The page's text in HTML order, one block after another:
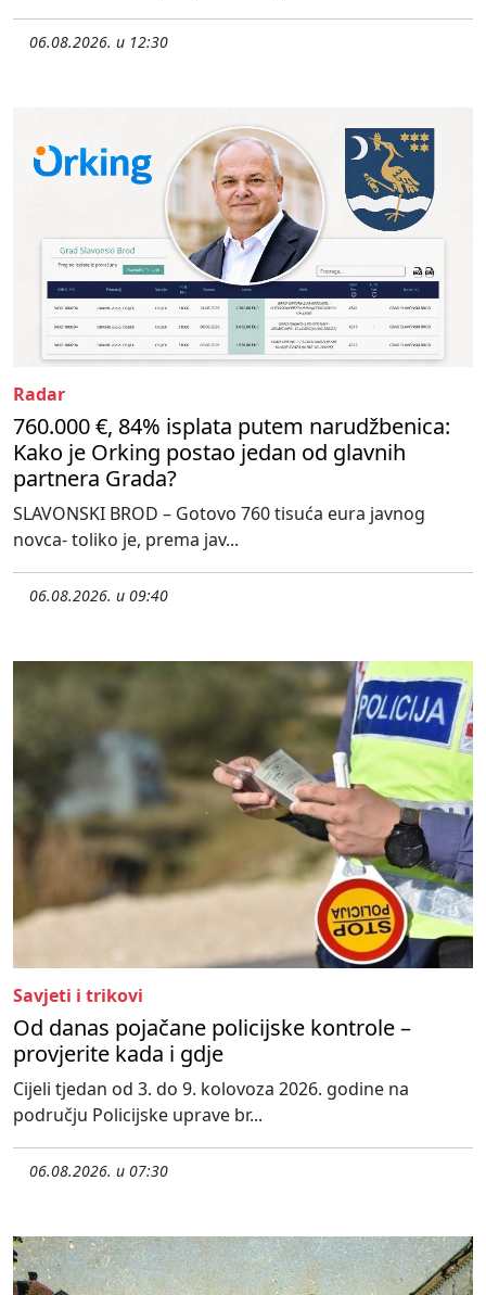
06.08.2026. u 12:30
Radar
760.000 €, 84% isplata putem narudžbenica:
Kako je Orking postao jedan od glavnih
partnera Grada?
SLAVONSKI BROD – Gotovo 760 tisuća eura javnog
novca- toliko je, prema jav...
06.08.2026. u 09:40
Savjeti i trikovi
Od danas pojačane policijske kontrole –
provjerite kada i gdje
Cijeli tjedan od 3. do 9. kolovoza 2026. godine na
području Policijske uprave br...
06.08.2026. u 07:30